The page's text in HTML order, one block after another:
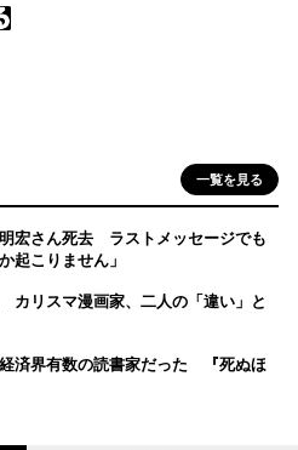
一覧を見る
宏さん死去 ラストメッセージでも
こりません」
リスマ漫画家、二人の「違い」と
済界有数の読書家だった 『死ぬほ